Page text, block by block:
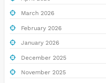
March 2026
February 2026
January 2026
December 2025
November 2025